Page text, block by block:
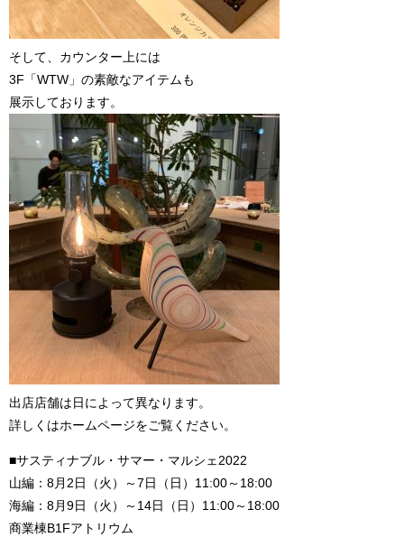
そして、カウンター上には
3F「WTW」の素敵なアイテムも
展示しております。
出店店舗は日によって異なります。
詳しくはホームページをご覧ください。
■サスティナブル・サマー・マルシェ2022
山編：8月2日（火）～7日（日）11:00～18:00
海編：8月9日（火）～14日（日）11:00～18:00
商業棟B1Fアトリウム